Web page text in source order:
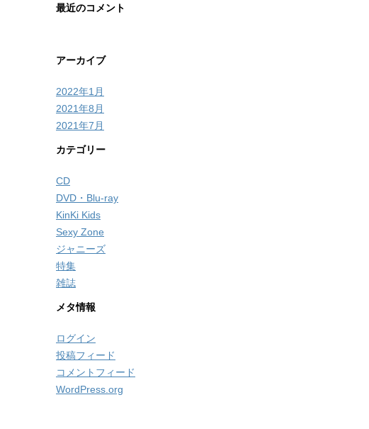
最近のコメント
アーカイブ
2022年1月
2021年8月
2021年7月
カテゴリー
CD
DVD・Blu-ray
KinKi Kids
Sexy Zone
ジャニーズ
特集
雑誌
メタ情報
ログイン
投稿フィード
コメントフィード
WordPress.org